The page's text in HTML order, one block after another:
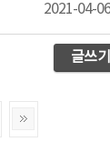
2021-04-06
글쓰기